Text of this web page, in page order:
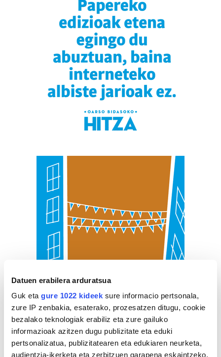
Datuen erabilera arduratsua
Guk eta gure 1022 kideek sure informacio pertsonala,
zure IP zenbakia, esaterako, prozesatzen ditugu, cookie
bezalako teknologiak erabiliz eta zure gailuko
informazioak azitzen dugu publizitate eta eduki
pertsonalizatua, publizitatearen eta edukiaren neurketa,
audientzia-ikerketa eta zerbitzuen garapena eskaintzeko.